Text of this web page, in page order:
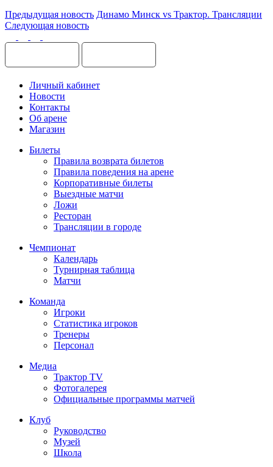
Предыдущая новость Динамо Минск vs Трактор. Трансляции
Следующая новость
Личный кабинет
Новости
Контакты
Об арене
Магазин
Билеты
Правила возврата билетов
Правила поведения на арене
Корпоративные билеты
Выездные матчи
Ложи
Ресторан
Трансляции в городе
Чемпионат
Календарь
Турнирная таблица
Матчи
Команда
Игроки
Статистика игроков
Тренеры
Персонал
Медиа
Трактор TV
Фотогалерея
Официальные программы матчей
Клуб
Руководство
Музей
Школа